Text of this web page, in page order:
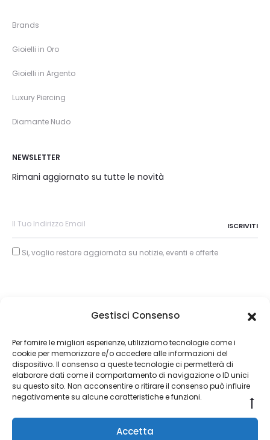
Gestisci Consenso
Per fornire le migliori esperienze, utilizziamo tecnologie come i
cookie per memorizzare e/o accedere alle informazioni del
dispositivo. Il consenso a queste tecnologie ci permetterà di
elaborare dati come il comportamento di navigazione o ID unici
su questo sito. Non acconsentire o ritirare il consenso può influire
negativamente su alcune caratteristiche e funzioni.
Accetta
Brands
Gioielli in Oro
Gioielli in Argento
Luxury Piercing
Diamante Nudo
NEWSLETTER
Rimani aggiornato su tutte le novità
Si, voglio restare aggiornata su notizie, eventi e offerte
About Piertullio
Condizioni di Vendita
to